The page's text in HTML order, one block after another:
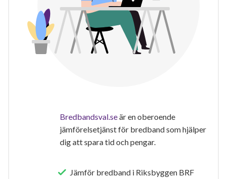
Bredbandsval.seär en oberoende
jämförelsetjänst för bredband som hjälper
dig att spara tid och pengar.
Jämför bredband i Riksbyggen BRF